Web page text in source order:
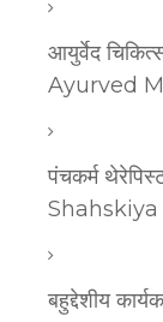
आयुर्वेद
Ayurved
पंचकर्म
बहुद्देशीय